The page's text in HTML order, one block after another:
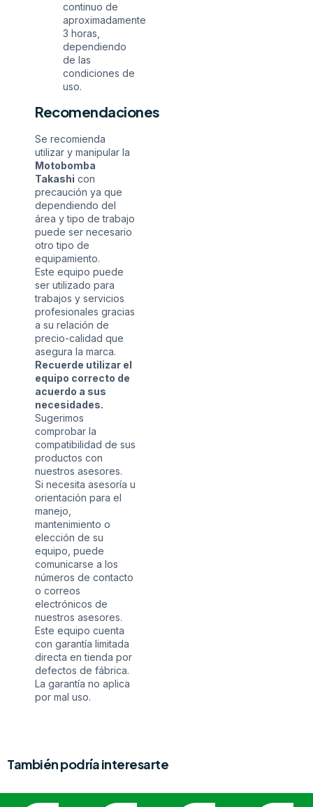
continuo de
aproximadamente
3 horas,
dependiendo
de las
condiciones de
uso.
Recomendaciones
Se recomienda
utilizar y manipular la
Motobomba
Takashi con
precaución ya que
dependiendo del
área y tipo de trabajo
puede ser necesario
otro tipo de
equipamiento.
Este equipo puede
ser utilizado para
trabajos y servicios
profesionales gracias
a su relación de
precio-calidad que
asegura la marca.
Recuerde utilizar el
equipo correcto de
acuerdo a sus
necesidades.
Sugerimos
comprobar la
compatibilidad de sus
productos con
nuestros asesores.
Si necesita asesoría u
orientación para el
manejo,
mantenimiento o
elección de su
equipo, puede
comunicarse a los
números de contacto
o correos
electrónicos de
nuestros asesores.
Este equipo cuenta
con garantía limitada
directa en tienda por
defectos de fábrica.
La garantía no aplica
por mal uso.
También podría interesarte